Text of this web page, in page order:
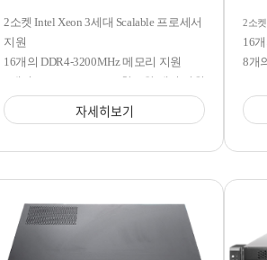
2소켓 Intel Xeon 3세대 Scalable 프로세서
지원
16개의 DDR4-3200MHz 메모리 지원
8개의 3.5/2.5 SATA/SAS 핫스왑 베이 지원
자세히보기
2소
16
8개